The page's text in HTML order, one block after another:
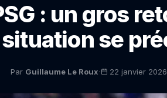
: un gros
situation se
Par Guillaume Le Roux· 22 janvier 2026